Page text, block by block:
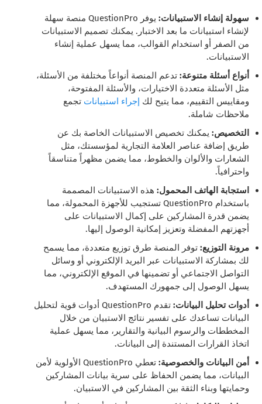
سهولة إنشاء الاستبيانات:
يوفر QuestionPro منصة سهلة
لإنشاء استبيانات ما بعد الاختبار. يمكنك تصميم الاستبيانات
من الصفر أو استخدام القوالب، مما يسهل عملية إنشاء
الاستبيانات.
أنواع أسئلة متنوعة:تدعم المنصة أنواعاً مختلفة من الأسئلة،
مثل الأسئلة متعددة الاختيارات، والأسئلة المفتوحة،
ومقاييس التقييم، مما يتيح لك إجراء استبيانات تجمع
ملاحظات شاملة.
التخصيص: يمكنك تخصيص الاستبيانات الخاصة بك عن
طريق إضافة عناصر العلامة التجارية لمؤسستك، مثل
الشعارات والألوان والخطوط، مما يضمن مظهراً متناسقاً
واحترافياً.
استجابة الهاتف المحمول: هذه الاستبيانات المصممة
باستخدام QuestionPro تستجيب للأجهزة المحمولة، مما
يضمن قدرة المشاركين على إكمال الاستبيانات على
أجهزتهم المفضلة وتعزيز إمكانية الوصول إليها.
مرونة التوزيع:توفر المنصة طرق توزيع متعددة، مما يسمح
لك بمشاركة الاستبيانات عبر البريد الإلكتروني أو وسائل
التواصل الاجتماعي أو تضمينها في الموقع الإلكتروني، مما
يسهل الوصول إلى جمهورك المستهدف.
أدوات تحليل البيانات:
تقدم QuestionPro أدوات قوية لتحليل
البيانات تساعدك على تفسير نتائج الاستبيان من خلال
المخططات والرسوم البيانية والتقارير، مما يسهل عملية
اتخاذ القرارات المستندة إلى البيانات.
أمن البيانات والخصوصية:
تعطي QuestionPro الأولوية لأمن
البيانات، مما يضمن الحفاظ على سرية بيانات المشاركين
وحمايتها وبناء الثقة بين المشاركين في الاستبيان.